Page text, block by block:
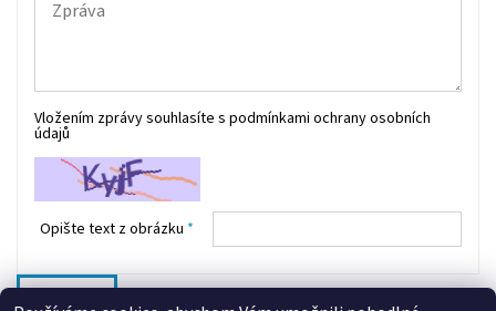
Vložením zprávy souhlasíte s podmínkami ochrany osobních
údajů
Opište text z obrázku